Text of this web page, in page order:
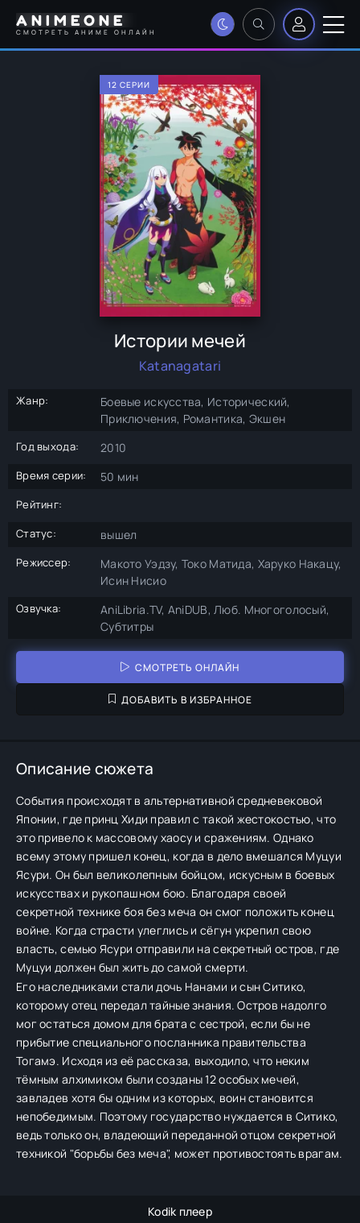
ANIMEONE
СМОТРЕТЬ АНИМЕ ОНЛАЙН
12 СЕРИИ
Истории мечей
Katanagatari
Жанр:
Боевые искусства, Исторический,
Приключения, Романтика, Экшен
Год выхода: 2010
Время серии: 50 мин
Рейтинг:
Статус:
вышел
Режиссер:
Макото Уэдзу, Токо Матида, Харуко Накацу,
Исин Нисио
Озвучка:
AniLibria.TV, AniDUB, Люб. Многоголосый,
Субтитры
СМОТРЕТЬ ОНЛАЙН
ДОБАВИТЬ В ИЗБРАННОЕ
Описание сюжета
События происходят в альтернативной средневековой
Японии, где принц Хиди правил с такой жестокостью, что
это привело к массовому хаосу и сражениям. Однако
всему этому пришел конец, когда в дело вмешался Муцуи
Ясури. Он был великолепным бойцом, искусным в боевых
искусствах и рукопашном бою. Благодаря своей
секретной технике боя без меча он смог положить конец
войне. Когда страсти улеглись и сёгун укрепил свою
власть, семью Ясури отправили на секретный остров, где
Муцуи должен был жить до самой смерти.
Его наследниками стали дочь Нанами и сын Ситико,
которому отец передал тайные знания. Остров надолго
мог остаться домом для брата с сестрой, если бы не
прибытие специального посланника правительства
Тогамэ. Исходя из её рассказа, выходило, что неким
тёмным алхимиком были созданы 12 особых мечей,
завладев хотя бы одним из которых, воин становится
непобедимым. Поэтому государство нуждается в Ситико,
ведь только он, владеющий переданной отцом секретной
техникой "борьбы без меча", может противостоять врагам.
Kodik плеер